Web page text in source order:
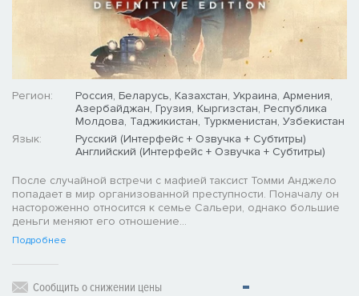
Регион:
Россия, Беларусь, Казахстан, Украина, Армения,
Азербайджан, Грузия, Кыргизстан, Республика
Молдова, Таджикистан, Туркменистан, Узбекистан
Язык:
Русский (Интерфейс + Озвучка + Субтитры)
Английский (Интерфейс + Озвучка + Субтитры)
После случайной встречи с мафией таксист Томми Анджело
попадает в мир организованной преступности. Поначалу он
настороженно относится к семье Сальери, однако большие
деньги меняют его отношение…
Подробнее
Сообщить о снижении цены